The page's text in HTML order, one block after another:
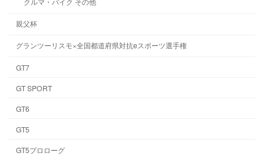
親父杯
グランツーリスモ×全国都道府県対抗eスポーツ選手権
GT7
GT SPORT
GT6
GT5
GT5プロローグ